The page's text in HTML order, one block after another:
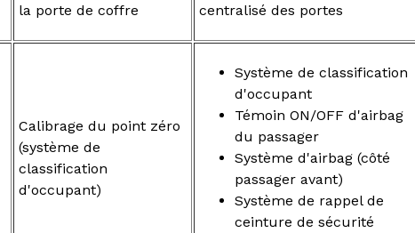
la porte de coffre
centralisé des portes
Calibrage du point zéro
(système de
classification
d'occupant)
Système de classification
d'occupant
Témoin ON/OFF d'airbag
du passager
Système d'airbag (côté
passager avant)
Système de rappel de
ceinture de sécurité